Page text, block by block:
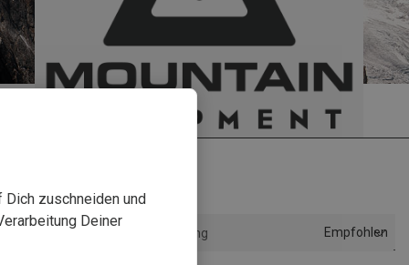
Sortierung Empfohlen
zuschneiden und
Deiner